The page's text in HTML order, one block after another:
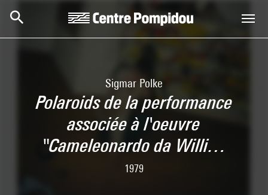
Sigmar Polke
Polaroids de la performance
associée à l'oeuvre
"Cameleonardo da Willi…
1979